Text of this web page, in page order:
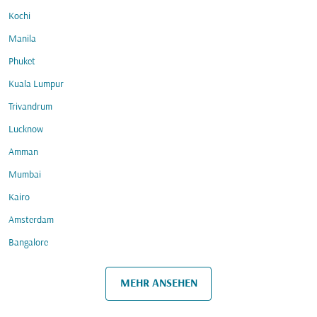
Kochi
Manila
Phuket
Kuala Lumpur
Trivandrum
Lucknow
Amman
Mumbai
Kairo
Amsterdam
Bangalore
MEHR ANSEHEN